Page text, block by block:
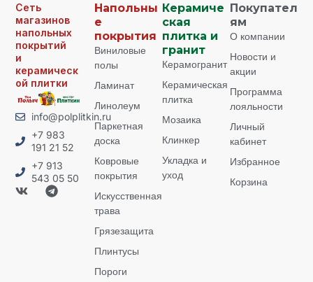
Сеть
магазинов
напольных
покрытий
и
керамическ
ой плитки
info@polplitkin.ru
+7 983
191 21 52
+7 913
543 05 50
Напольны
е
покрытия
Виниловые
полы
Ламинат
Линолеум
Паркетная
доска
Ковровые
покрытия
Искусственная
трава
Грязезащита
Плинтусы
Пороги
Керамиче
ская
плитка и
гранит
Керамогранит
Керамическая
плитка
Мозаика
Клинкер
Укладка и
уход
Покупател
ям
О компании
Новости и
акции
Программа
лояльности
Личный
кабинет
Избранное
Корзина